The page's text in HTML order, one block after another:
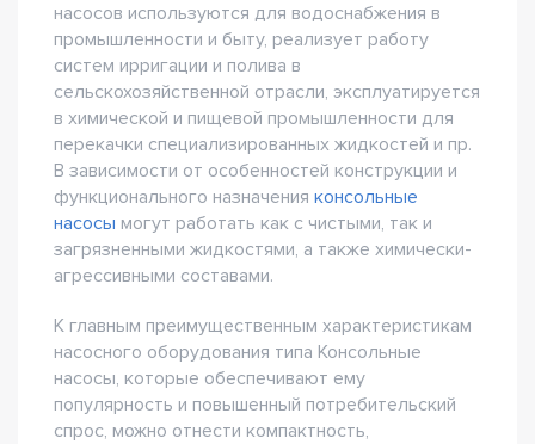
насосов используются для водоснабжения в
промышленности и быту, реализует работу
систем ирригации и полива в
сельскохозяйственной отрасли, эксплуатируется
в химической и пищевой промышленности для
перекачки специализированных жидкостей и пр.
В зависимости от особенностей конструкции и
функционального назначения консольные
насосы могут работать как с чистыми, так и
загрязненными жидкостями, а также химически-
агрессивными составами.
К главным преимущественным характеристикам
насосного оборудования типа Консольные
насосы, которые обеспечивают ему
популярность и повышенный потребительский
спрос, можно отнести компактность,